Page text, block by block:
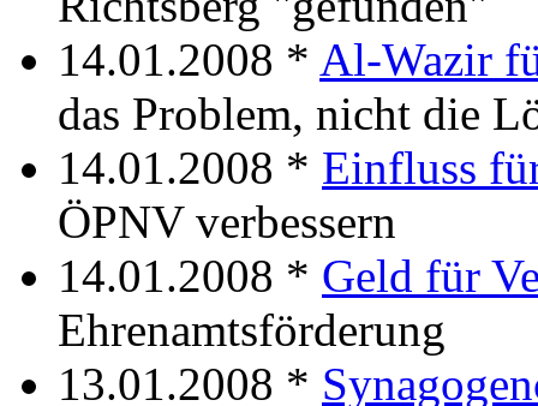
14.01.2008 * Al-Wazir
das Problem, nicht die
14.01.2008 * Einfluss
ÖPNV verbessern
14.01.2008 * Geld für
Ehrenamtsförderung
13.01.2008 *